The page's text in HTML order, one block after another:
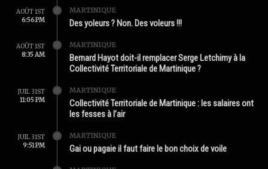
AOÛT 1ST
6:56 PM
MARTINIQUE
Des yoleurs ? Non. Des voleurs !!!
AOÛT 1ST
8:35 AM
MARTINIQUE
Bernard Hayot doit-il remplacer Serge Letchimy à la
Collectivité Territoriale de Martinique ?
JUIL 31ST
11:05 PM
MARTINIQUE
Collectivité Territoriale de Martinique : les salaires ont
les fesses à l’air
JUIL 31ST
9:51 PM
MARTINIQUE
Gai ou pagaie il faut faire le bon choix de voile